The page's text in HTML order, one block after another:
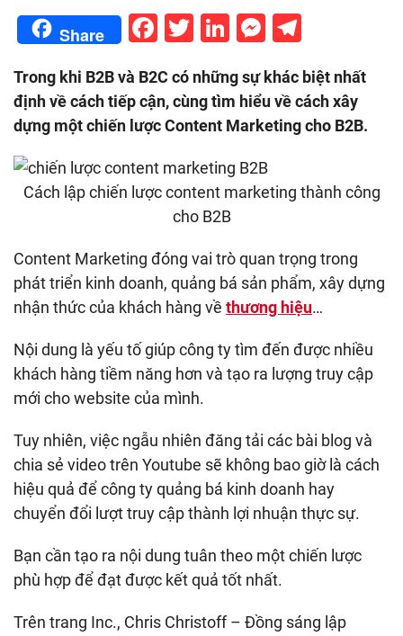
Share Facebook
Twitter
LinkedIn
Trong khi B2B và B2C có những sự khác biệt nhất
định về cách tiếp cận, cùng tìm hiểu về cách xây
dựng một chiến lược Content Marketing cho B2B.
Cách lập chiến lược content marketing thành công
cho B2B
Content Marketing đóng vai trò quan trọng trong
phát triển kinh doanh, quảng bá sản phẩm, xây dựng
nhận thức của khách hàng về thương hiệu…
Nội dung là yếu tố giúp công ty tìm đến được nhiều
khách hàng tiềm năng hơn và tạo ra lượng truy cập
mới cho website của mình.
Tuy nhiên, việc ngẫu nhiên đăng tải các bài blog và
chia sẻ video trên Youtube sẽ không bao giờ là cách
hiệu quả để công ty quảng bá kinh doanh hay
chuyển đổi lượt truy cập thành lợi nhuận thực sự.
Bạn cần tạo ra nội dung tuân theo một chiến lược
phù hợp để đạt được kết quả tốt nhất.
Trên trang Inc., Chris Christoff – Đồng sáng lập